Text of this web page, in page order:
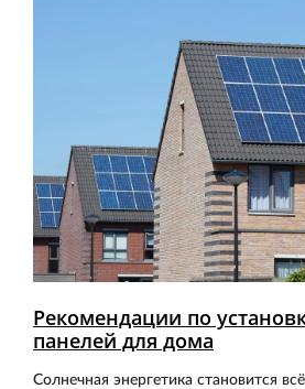
Рекомендации по
панелей для дома
Солнечная энергетика становится